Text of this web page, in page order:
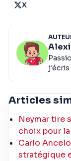
X
j'écris
Articles
Neymar tire
choix pour
Carlo
stratégique